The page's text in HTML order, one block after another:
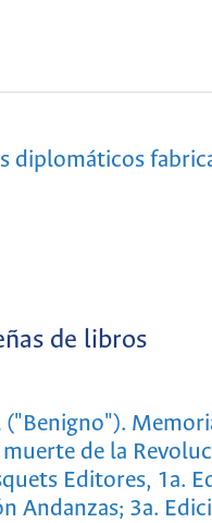
diplomáticos
de libros
de la
Editores, 1a.
Andanzas; 3a.